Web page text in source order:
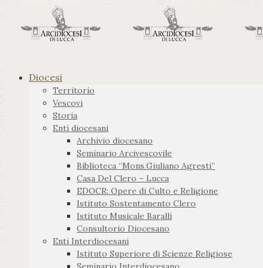
Diocesi
Territorio
Vescovi
Storia
Enti diocesani
Archivio diocesano
Seminario Arcivescovile
Biblioteca “Mons.Giuliano Agresti”
Casa Del Clero – Lucca
EDOCR: Opere di Culto e Religione
Istituto Sostentamento Clero
Istituto Musicale Baralli
Consultorio Diocesano
Enti Interdiocesani
Istituto Superiore di Scienze Religiose